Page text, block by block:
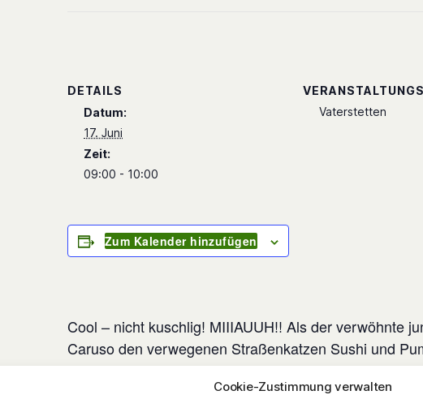
Cookie-Zustimmung verwalten
DETAILS
Datum:
17. Juni
Zeit:
09:00 - 10:00
Vaterstetten
Zum Kalender hinzufügen
Cool – nicht kuschlig! MIIIAUUH!! Als der verwöhnte
Caruso den verwegenen Straßenkatzen Sushi und
läuft, ändert sich sein Leben schlagartig: Er wird,